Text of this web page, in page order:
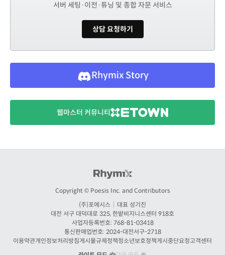
서버 세팅·이전·튜닝 및 종합 자문 서비스
상담 요청하기
Rhymix Story
웹마스터 커뮤니티
Copyright © Poesis Inc. and Contributors
(주)포에시스
대표 성기진
대전 서구 대덕대로 325, 한밭비지니스센터 918호
사업자등록번호: 768-81-03418
통신판매업번호: 2024-대전서구-2718
이용약관개인정보처리방침게시물규제정책청소년보호정책게시중단요청고객센터